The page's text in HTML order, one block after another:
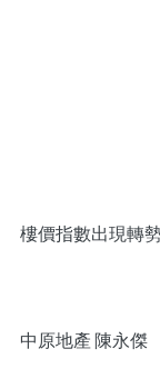
樓價指數出現轉
中原地產 陳永傑